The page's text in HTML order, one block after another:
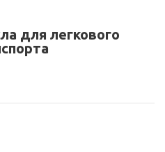
для легкового